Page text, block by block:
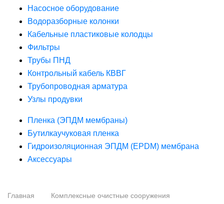
Насосное оборудование
Водоразборные колонки
Кабельные пластиковые колодцы
Фильтры
Трубы ПНД
Контрольный кабель КВВГ
Трубопроводная арматура
Узлы продувки
Пленка (ЭПДМ мембраны)
Бутилкаучуковая пленка
Гидроизоляционная ЭПДМ (EPDM) мембрана
Аксессуары
Главная
Комплексные очистные сооружения